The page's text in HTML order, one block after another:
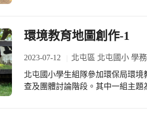
的清涼西瓜，真的讚嘆夏日生活真好。 而今天的「鯪鯉水樂園」雖第一
幕，卻已經引起許多人的關注與
水。山羊班幼生盧侑芮說：「我玩
玩！」梅花鹿幼生黃聖紘說：「
像水中秘密基地。」家長許于亭
環境教育地圖創作-1
2023-07-12 北屯區 北屯國小 學
北屯國小學生組隊參加環保局環
查及團體討論階段。其中一組主